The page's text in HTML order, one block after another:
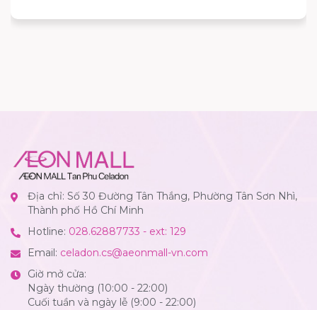
Địa chỉ: Số 30 Đường Tân Thắng, Phường Tân Sơn Nhì,
Thành phố Hồ Chí Minh
Hotline: 028.62887733 - ext: 129
Email: celadon.cs@aeonmall-vn.com
Giờ mở cửa:
Ngày thường (10:00 - 22:00)
Cuối tuần và ngày lễ (9:00 - 22:00)